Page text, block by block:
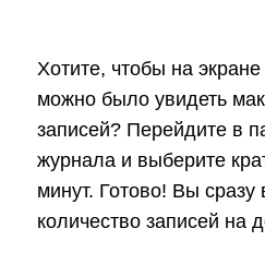
Хотите, чтобы на
можно было увидеть
записей? Перейдите в
журнала и выберите
минут. Готово! Вы сразу
количество записей на